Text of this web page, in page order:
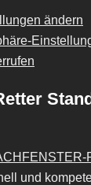
ändern
und